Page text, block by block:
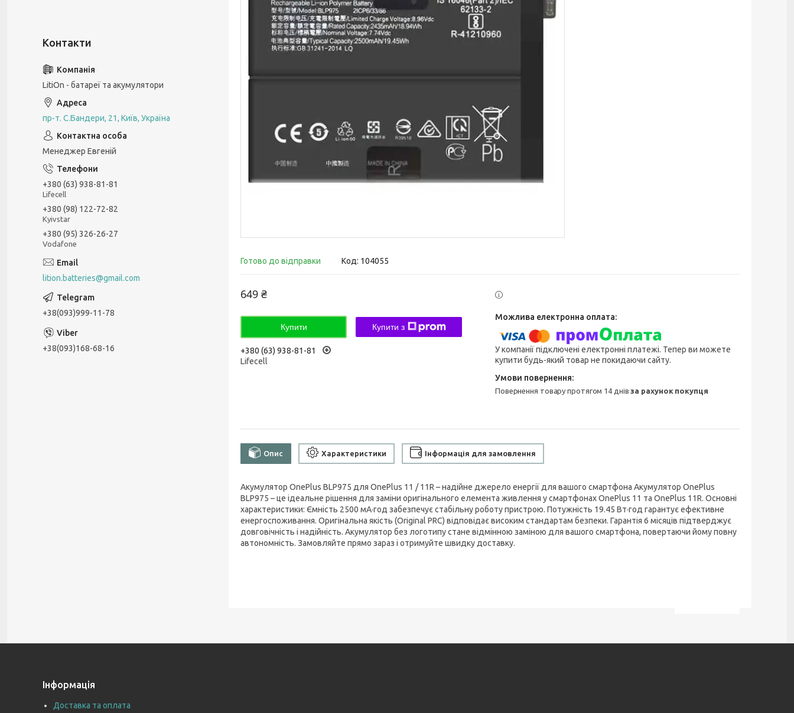
Готово до відправки Код: 104055
649 ₴
Купити Купити з
+380 (63) 938-81-81
Lifecell
У компанії підключені електронні платежі. Тепер ви можете
купити будь-який товар не покидаючи сайту.
повернення товару протягом 14 днівза рахунок покупця
Опис Характеристики Інформація для замовлення
Акумулятор OnePlus BLP975 для OnePlus 11 / 11R – надійне джерело енергії для вашого смартфона Акумулятор OnePlus
BLP975 – це ідеальне рішення для заміни оригінального елемента живлення у смартфонах OnePlus 11 та OnePlus 11R. Основні
характеристики: Ємність 2500 мА·год забезпечує стабільну роботу пристрою. Потужність 19.45 Вт·год гарантує ефективне
енергоспоживання. Оригінальна якість (Original PRC) відповідає високим стандартам безпеки. Гарантія 6 місяців підтверджує
довговічність і надійність. Акумулятор без логотипу стане відмінною заміною для вашого смартфона, повертаючи йому повну
автономність. Замовляйте прямо зараз і отримуйте швидку доставку.
LitiOn - батареї та акумулятори
пр-т. С.Бандери, 21, Київ, Україна
Менеджер Евгеній
+380 (63) 938-81-81
Lifecell
+380 (98) 122-72-82
Kyivstar
+380 (95) 326-26-27
Vodafone
lition.batteries@gmail.com
+38(093)999-11-78
+38(093)168-68-16
Інформація
Доставка та оплата